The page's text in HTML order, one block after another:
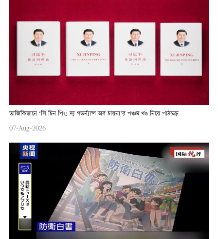
তাজিকিস্তানে ‘সি চিন পিং: দ্য গভর্ন্যান্স অব চায়না’র পঞ্চম খণ্ড নিয়ে পাঠচক্র
07-Aug-2026